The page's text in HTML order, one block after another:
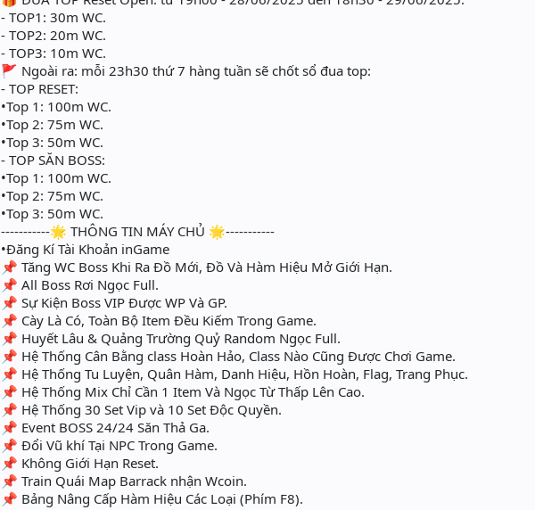
- TOP1: 30m WC.
- TOP2: 20m WC.
- TOP3: 10m WC.
🚩 Ngoài ra: mỗi 23h30 thứ 7 hàng tuần sẽ chốt sổ đua top:
- TOP RESET:
•Top 1: 100m WC.
•Top 2: 75m WC.
•Top 3: 50m WC.
- TOP SĂN BOSS:
•Top 1: 100m WC.
•Top 2: 75m WC.
•Top 3: 50m WC.
-----------🌟 THÔNG TIN MÁY CHỦ 🌟-----------
•Đăng Kí Tài Khoản inGame
📌 Tăng WC Boss Khi Ra Đồ Mới, Đồ Và Hàm Hiệu Mở Giới Hạn.
📌 All Boss Rơi Ngọc Full.
📌 Sự Kiện Boss VIP Được WP Và GP.
📌 Cày Là Có, Toàn Bộ Item Đều Kiếm Trong Game.
📌 Huyết Lâu & Quảng Trường Quỷ Random Ngọc Full.
📌 Hệ Thống Cân Bằng class Hoàn Hảo, Class Nào Cũng Được Chơi Game.
📌 Hệ Thống Tu Luyện, Quân Hàm, Danh Hiệu, Hồn Hoàn, Flag, Trang Phục.
📌 Hệ Thống Mix Chỉ Cần 1 Item Và Ngọc Từ Thấp Lên Cao.
📌 Hệ Thống 30 Set Vip và 10 Set Độc Quyền.
📌 Event BOSS 24/24 Săn Thả Ga.
📌 Đổi Vũ khí Tại NPC Trong Game.
📌 Không Giới Hạn Reset.
📌 Train Quái Map Barrack nhận Wcoin.
📌 Bảng Nâng Cấp Hàm Hiệu Các Loại (Phím F8).